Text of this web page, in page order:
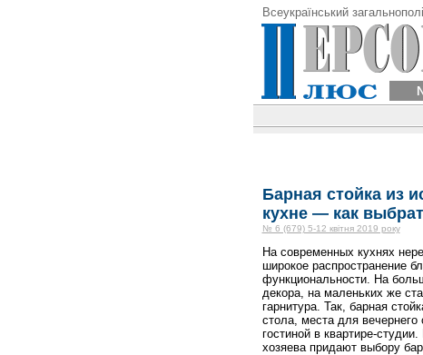
Всеукраїнський
Барная стойка из
кухне — как
№ 6 (679) 5-12 квітня 2019 року
На современных кухнях
широкое распространение
функциональности. На
декора, на маленьких же
гарнитура. Так, барная
стола, места для
гостиной в квартире-
хозяева придают выбору